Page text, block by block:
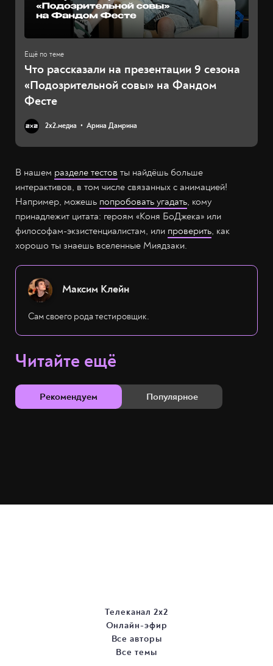
Что рассказали на презентации 9 сезона
«Подозрительной совы» на Фандом
Фесте
2х2.медиа Арина Дамрина
В нашем разделе тестов ты найдёшь больше
интерактивов, в том числе связанных с анимацией!
Например, можешь попробовать угадать, кому
принадлежит цитата: героям «Коня БоДжека» или
философам-экзистенциалистам, или проверить, как
хорошо ты знаешь вселенные Миядзаки.
Максим Клейн
Сам своего рода тестировщик.
Читайте ещё
Рекомендуем Популярное
Телеканал 2х2
Онлайн-эфир
Все авторы
Все темы